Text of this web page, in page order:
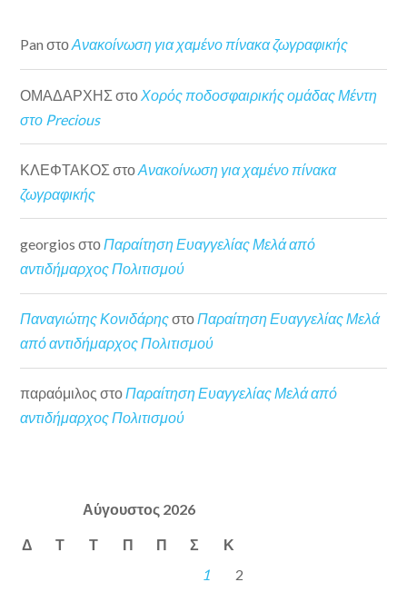
Pan στοΑνακοίνωση για χαμένο πίνακα ζωγραφικής
ΟΜΑΔΑΡΧΗΣ στο Χορός ποδοσφαιρικής ομάδας Μέντη
στο Precious
ΚΛΕΦΤΑΚΟΣ στοΑνακοίνωση για χαμένο πίνακα
ζωγραφικής
georgios στοΠαραίτηση Ευαγγελίας Μελά από
αντιδήμαρχος Πολιτισμού
Παναγιώτης ΚονιδάρηςστοΠαραίτηση Ευαγγελίας Μελά
από αντιδήμαρχος Πολιτισμού
παραόμιλος στοΠαραίτηση Ευαγγελίας Μελά από
αντιδήμαρχος Πολιτισμού
Αύγουστος 2026
Δ Τ Τ Π Π Σ Κ
1
2